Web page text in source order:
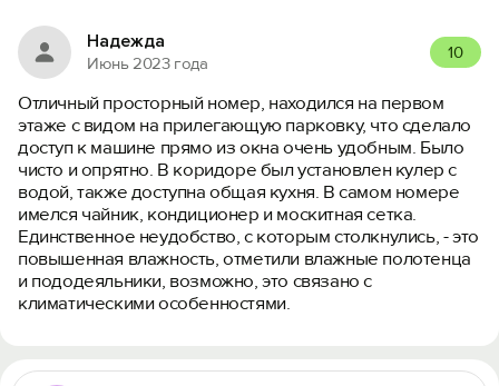
Надежда
Июнь 2023 года
10
Отличный просторный номер, находился на первом
этаже с видом на прилегающую парковку, что сделало
доступ к машине прямо из окна очень удобным. Было
чисто и опрятно. В коридоре был установлен кулер с
водой, также доступна общая кухня. В самом номере
имелся чайник, кондиционер и москитная сетка.
Единственное неудобство, с которым столкнулись, - это
повышенная влажность, отметили влажные полотенца
и пододеяльники, возможно, это связано с
климатическими особенностями.